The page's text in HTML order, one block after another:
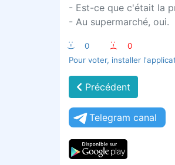
- Est-ce que c'était la
- Au supermarché, oui.
:-) 0 :-(
0
Pour voter, installer
Précédent
Telegram canal